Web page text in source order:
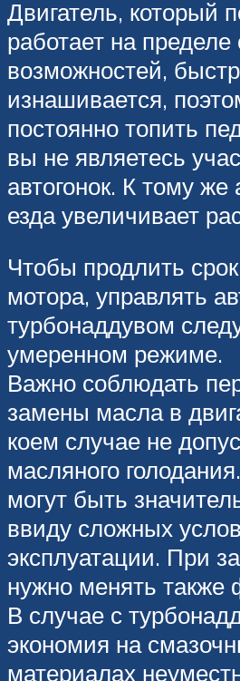
Двигатель, который
работает на пределе
возможностей,
изнашивается,
постоянно топить
вы не являетесь
автогонок. К тому же
езда увеличивает
Чтобы продлить
мотора, управлять
турбонаддувом
умеренном режиме.
Важно соблюдать
замены масла в
коем случае не
масляного
могут быть
ввиду сложных
эксплуатации. При
нужно менять также
В случае с
экономия на
материалах